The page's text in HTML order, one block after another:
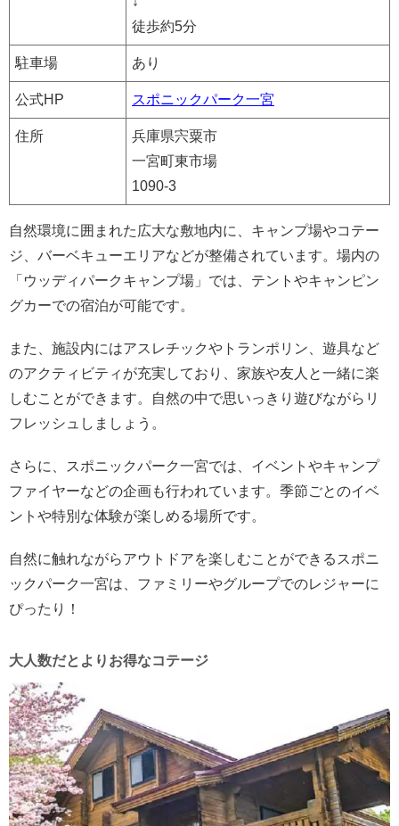
徒歩約5分
駐車場 あり
公式HP スポニックパーク一宮
住所
兵庫県宍粟市
一宮町東市場
1090-3
自然環境に囲まれた広大な敷地内に、キャンプ場やコテー
ジ、バーベキューエリアなどが整備されています。場内の
「ウッディパークキャンプ場」では、テントやキャンピン
グカーでの宿泊が可能です。
また、施設内にはアスレチックやトランポリン、遊具など
のアクティビティが充実しており、家族や友人と一緒に楽
しむことができます。自然の中で思いっきり遊びながらリ
フレッシュしましょう。
さらに、スポニックパーク一宮では、イベントやキャンプ
ファイヤーなどの企画も行われています。季節ごとのイベ
ントや特別な体験が楽しめる場所です。
自然に触れながらアウトドアを楽しむことができるスポニ
ックパーク一宮は、ファミリーやグループでのレジャーに
ぴったり！
大人数だとよりお得なコテージ